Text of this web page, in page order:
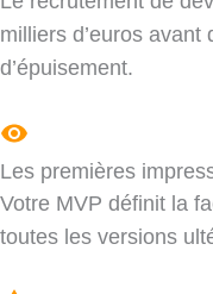
milliers d’euros
d’épuisement.
Les premières
Votre MVP définit la
toutes les versions